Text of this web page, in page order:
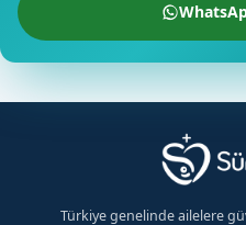
Türkiye genelinde ailelere